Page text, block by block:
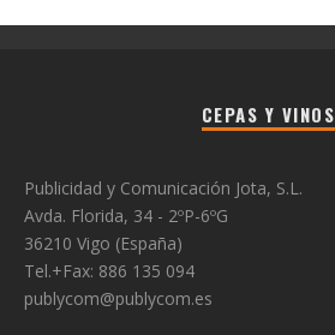
CEPAS Y VINOS
Publicidad y Comunicación Jota, S.L.
Avda. Florida, 34 - 2ºP-6ºG
36210 Vigo (España)
Tel.+Fax: 886 135 094
publycom@publycom.es